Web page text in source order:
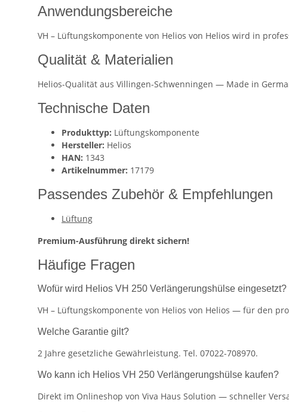
Anwendungsbereiche
VH – Lüftungskomponente von Helios von Helios wird in
Qualität & Materialien
Helios-Qualität aus Villingen-Schwenningen — Made in
Technische Daten
Produkttyp: Lüftungskomponente
Hersteller: Helios
HAN: 1343
Artikelnummer: 17179
Passendes Zubehör & Empfehlungen
Lüftung
Premium-Ausführung direkt sichern!
Häufige Fragen
Wofür wird Helios VH 250 Verlängerungshülse eingesetzt?
VH – Lüftungskomponente von Helios von Helios — für den
Welche Garantie gilt?
2 Jahre gesetzliche Gewährleistung. Tel. 07022-708970.
Wo kann ich Helios VH 250 Verlängerungshülse kaufen?
Direkt im Onlineshop von Viva Haus Solution — schneller